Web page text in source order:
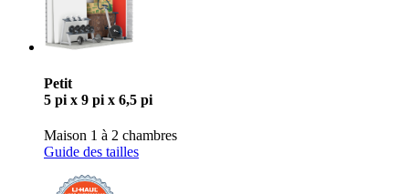
Petit
5 pi x 9 pi x 6,5 pi
Maison 1 à 2 chambres
Guide des tailles